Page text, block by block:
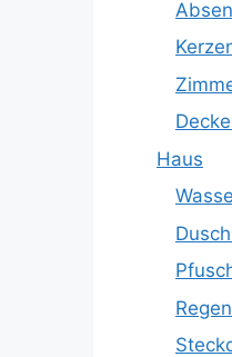
Haus